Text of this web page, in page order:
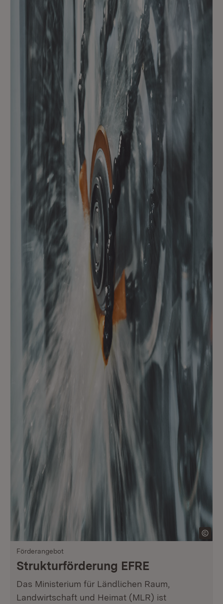
Förderangebot
Strukturförderung EFRE
Das Ministerium für Ländlichen Raum,
Landwirtschaft und Heimat (MLR) ist